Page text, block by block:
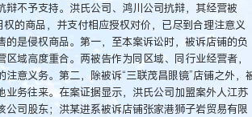
不予支持。洪氏公司、鸿川公司抗辩，其经营被
的商品，并支付相应授权对价，已尽到合理注意义
是侵权商品。第一，至本案诉讼时，被诉店铺的负
域高度重合。两被告作为同区域、同行业经营者，
意义务。第二，除被诉“三联茂昌眼镜”店铺之外，
务往来。在案证据显示，洪氏公司加盟案外人江苏
司股东；洪某进系被诉店铺张家港狮子岩贸易有限